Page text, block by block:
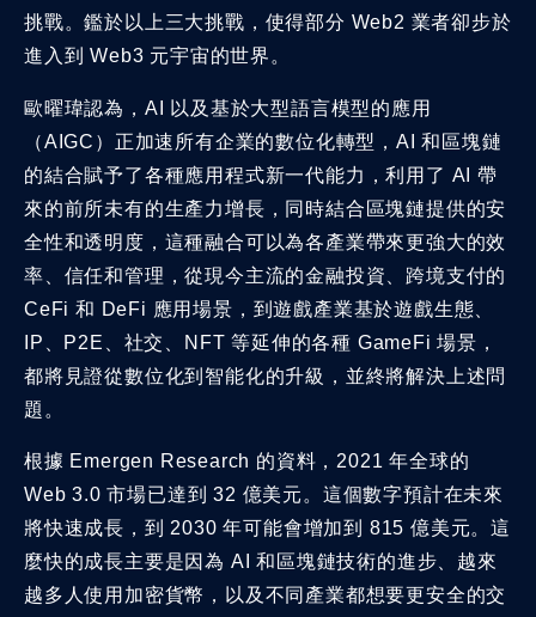
挑戰。鑑於以上三大挑戰，使得部分 Web2 業者卻步於
進入到 Web3 元宇宙的世界。
歐曜瑋認為，AI 以及基於大型語言模型的應用
（AIGC）正加速所有企業的數位化轉型，AI 和區塊鏈
的結合賦予了各種應用程式新一代能力，利用了 AI 帶
來的前所未有的生產力增長，同時結合區塊鏈提供的安
全性和透明度，這種融合可以為各產業帶來更強大的效
率、信任和管理，從現今主流的金融投資、跨境支付的
CeFi 和 DeFi 應用場景，到遊戲產業基於遊戲生態、
IP、P2E、社交、NFT 等延伸的各種 GameFi 場景，
都將見證從數位化到智能化的升級，並終將解決上述問
題。
根據 Emergen Research 的資料，2021 年全球的
Web 3.0 市場已達到 32 億美元。這個數字預計在未來
將快速成長，到 2030 年可能會增加到 815 億美元。這
麼快的成長主要是因為 AI 和區塊鏈技術的進步、越來
越多人使用加密貨幣，以及不同產業都想要更安全的交